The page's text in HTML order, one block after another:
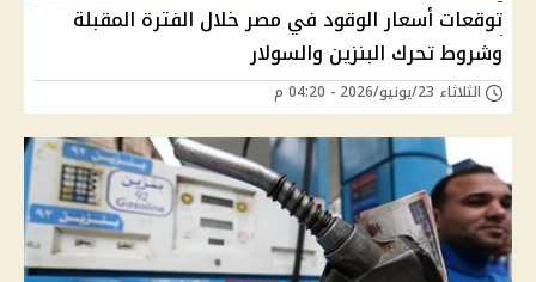
توقعات أسعار الوقود في مصر خلال الفترة المقبلة
وشروط تحرك البنزين والسولار
الثلاثاء 23/يونيو/2026 - 04:20 م